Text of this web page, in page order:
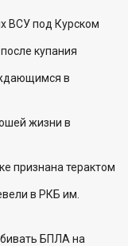
ВСУ под Курском
купания
в
жизни в
признана терактом
в РКБ им.
БПЛА на